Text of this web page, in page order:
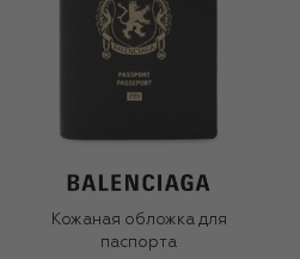
Кожаная обложка для
паспорта